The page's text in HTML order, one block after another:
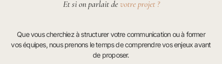
Et si on parlait devotre projet ?
Que vous cherchiez à structurer votre communication ou à former
vos équipes, nous prenons le temps de comprendre vos enjeux avant
de proposer.